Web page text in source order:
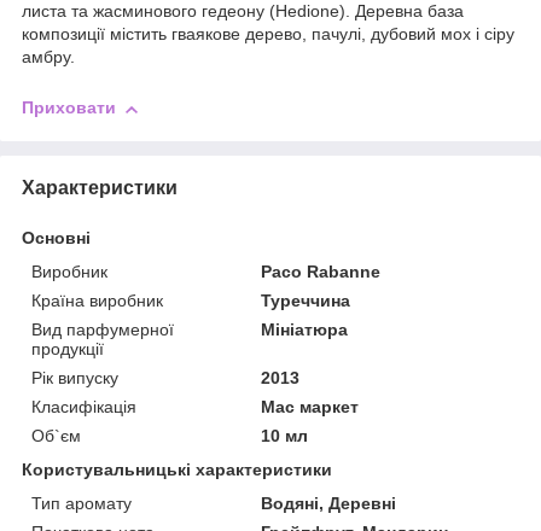
листа та жасминового гедеону (Hedione). Деревна база
композиції містить гваякове дерево, пачулі, дубовий мох і сіру
амбру.
Приховати
Характеристики
Основні
Виробник
Paco Rabanne
Країна виробник
Туреччина
Вид парфумерної
продукції
Мініатюра
Рік випуску
2013
Класифікація
Мас маркет
Об`єм
10 мл
Користувальницькі характеристики
Тип аромату
Водяні, Деревні